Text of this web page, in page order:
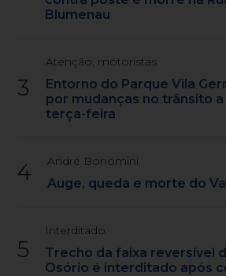
Blumenau
3
Atenção, motoristas
Entorno do Parque Vila
por mudanças no trânsito
terça-feira
4 André Bonomini
Auge, queda e morte do
5
Interditado
Trecho da faixa reversível
Osório é interditado após